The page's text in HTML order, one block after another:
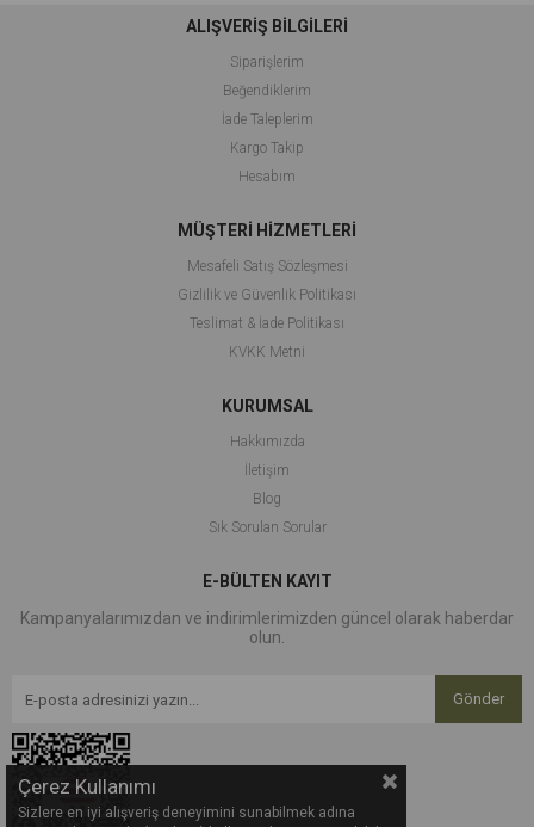
ALIŞVERİŞ BİLGİLERİ
Siparişlerim
Beğendiklerim
İade Taleplerim
Kargo Takip
Hesabım
MÜŞTERİ HİZMETLERİ
Mesafeli Satış Sözleşmesi
Gizlilik ve Güvenlik Politikası
Teslimat & İade Politikası
KVKK Metni
KURUMSAL
Hakkımızda
İletişim
Blog
Sık Sorulan Sorular
E-BÜLTEN KAYIT
Kampanyalarımızdan ve indirimlerimizden güncel olarak haberdar
olun.
Gönder
Çerez Kullanımı
Sizlere en iyi alışveriş deneyimini sunabilmek adına